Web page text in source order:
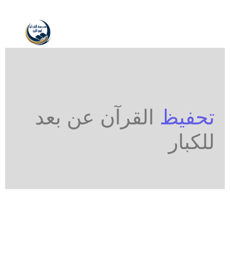
تحفيظ القرآن عن بعد
للكبار